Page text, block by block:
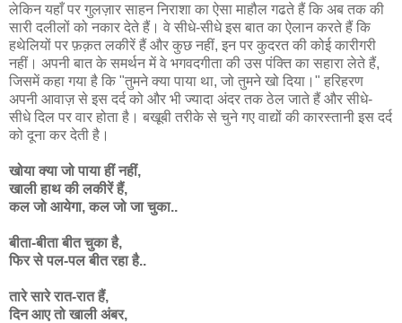
लेकिन यहाँ पर गुलज़ार साहन निराशा का ऐसा माहौल गढते हैं कि अब तक की
सारी दलीलों को नकार देते हैं। वे सीधे-सीधे इस बात का ऐलान करते हैं कि
हथेलियों पर फ़क़त लकीरें हैं और कुछ नहीं, इन पर कुदरत की कोई कारीगरी
नहीं। अपनी बात के समर्थन में वे भगवदगीता की उस पंक्ति का सहारा लेते हैं,
जिसमें कहा गया है कि "तुमने क्या पाया था, जो तुमने खो दिया।" हरिहरण
अपनी आवाज़ से इस दर्द को और भी ज्यादा अंदर तक ठेल जाते हैं और सीधे-
सीधे दिल पर वार होता है। बखूबी तरीके से चुने गए वाद्यों की कारस्तानी इस दर्द
को दूना कर देती है।
खोया क्या जो पाया हीं नहीं,
खाली हाथ की लकीरें हैं,
कल जो आयेगा, कल जो जा चुका..
बीता-बीता बीत चुका है,
फिर से पल-पल बीत रहा है..
तारे सारे रात-रात हैं,
दिन आए तो खाली अंबर,